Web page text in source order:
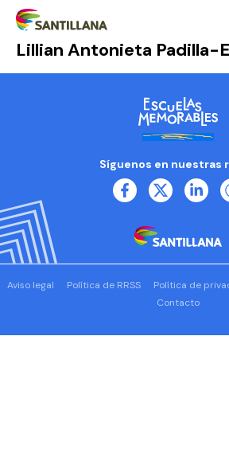
Lillian Antonieta Padilla-
Síguenos en nuestras
Aviso legal Política de RRSS Política de
Contacto